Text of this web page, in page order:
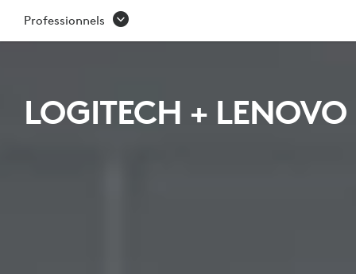
LENOVO
Professionnels
LOGITECH + LENOVO